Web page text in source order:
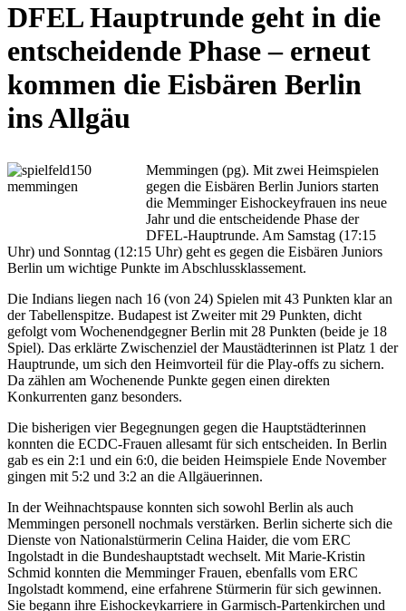
DFEL Hauptrunde geht in die
entscheidende Phase – erneut
kommen die Eisbären Berlin
ins Allgäu
Memmingen (pg). Mit zwei Heimspielen
gegen die Eisbären Berlin Juniors starten
die Memminger Eishockeyfrauen ins neue
Jahr und die entscheidende Phase der
DFEL-Hauptrunde. Am Samstag (17:15
Uhr) und Sonntag (12:15 Uhr) geht es gegen die Eisbären Juniors
Berlin um wichtige Punkte im Abschlussklassement.
Die Indians liegen nach 16 (von 24) Spielen mit 43 Punkten klar an
der Tabellenspitze. Budapest ist Zweiter mit 29 Punkten, dicht
gefolgt vom Wochenendgegner Berlin mit 28 Punkten (beide je 18
Spiel). Das erklärte Zwischenziel der Maustädterinnen ist Platz 1 der
Hauptrunde, um sich den Heimvorteil für die Play-offs zu sichern.
Da zählen am Wochenende Punkte gegen einen direkten
Konkurrenten ganz besonders.
Die bisherigen vier Begegnungen gegen die Hauptstädterinnen
konnten die ECDC-Frauen allesamt für sich entscheiden. In Berlin
gab es ein 2:1 und ein 6:0, die beiden Heimspiele Ende November
gingen mit 5:2 und 3:2 an die Allgäuerinnen.
In der Weihnachtspause konnten sich sowohl Berlin als auch
Memmingen personell nochmals verstärken. Berlin sicherte sich die
Dienste von Nationalstürmerin Celina Haider, die vom ERC
Ingolstadt in die Bundeshauptstadt wechselt. Mit Marie-Kristin
Schmid konnten die Memminger Frauen, ebenfalls vom ERC
Ingolstadt kommend, eine erfahrene Stürmerin für sich gewinnen.
Sie begann ihre Eishockeykarriere in Garmisch-Partenkirchen und